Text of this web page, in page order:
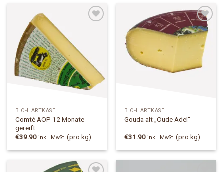
Wishlist
BIO-HARTKÄSE
Comté AOP 12 Monate
gereift
€39.90 inkl. MwSt. (pro kg)
Add to
Wishlist
BIO-HARTKÄSE
Gouda alt „Oude Adel“
€31.90 inkl. MwSt. (pro kg)